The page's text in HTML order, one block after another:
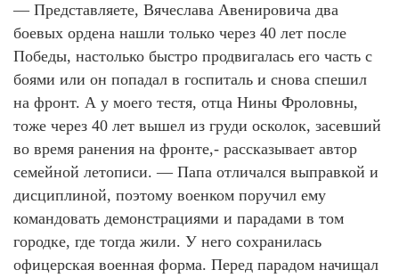
— Представляете, Вячеслава Авенировича два
боевых ордена нашли только через 40 лет после
Победы, настолько быстро продвигалась его часть с
боями или он попадал в госпиталь и снова спешил
на фронт. А у моего тестя, отца Нины Фроловны,
тоже через 40 лет вышел из груди осколок, засевший
во время ранения на фронте,- рассказывает автор
семейной летописи. — Папа отличался выправкой и
дисциплиной, поэтому военком поручил ему
командовать демонстрациями и парадами в том
городке, где тогда жили. У него сохранилась
офицерская военная форма. Перед парадом начищал